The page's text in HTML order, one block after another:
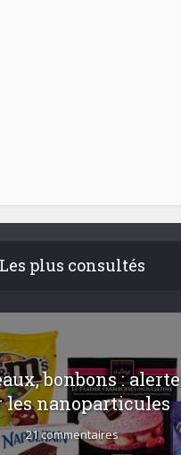
Les plus consultés
bonbons : alerte
les nanoparticules
21 commentaires